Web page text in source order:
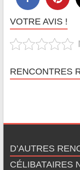
VOTRE AVIS !
RENCONTRES
D’AUTRES
CÉLIBATAIRES